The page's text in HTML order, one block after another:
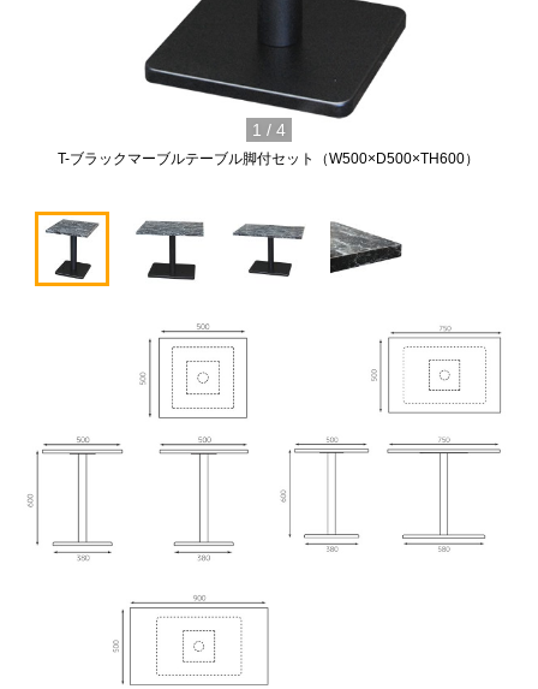
T-ブラックマーブルテーブル脚付セット（W500×D500×TH600）
1 / 4